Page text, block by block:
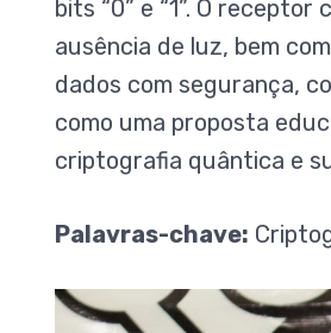
bits “0” e “1”. O
ausência de luz, bem
dados com segurança,
como uma proposta
criptografia quântica e
Palavras-chave: